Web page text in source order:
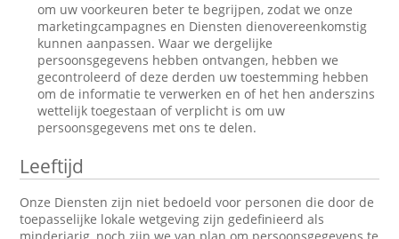
om uw voorkeuren beter te begrijpen, zodat we onze
marketingcampagnes en Diensten dienovereenkomstig
kunnen aanpassen. Waar we dergelijke
persoonsgegevens hebben ontvangen, hebben we
gecontroleerd of deze derden uw toestemming hebben
om de informatie te verwerken en of het hen anderszins
wettelijk toegestaan of verplicht is om uw
persoonsgegevens met ons te delen.
Leeftijd
Onze Diensten zijn niet bedoeld voor personen die door de
toepasselijke lokale wetgeving zijn gedefinieerd als